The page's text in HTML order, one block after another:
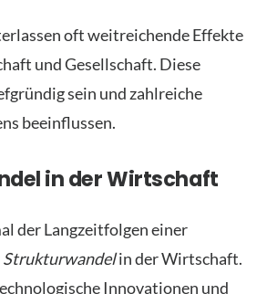
oft weitreichende Effekte
und Gesellschaft. Diese
sein und zahlreiche
beeinflussen.
in der Wirtschaft
der Langzeitfolgen einer
Strukturwandelin der Wirtschaft.
Innovationen und